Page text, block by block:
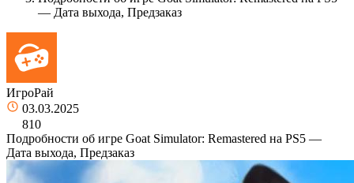
— Дата выхода, Предзаказ
ИгроРай
03.03.2025
810
Подробности об игре Goat Simulator: Remastered на PS5 —
Дата выхода, Предзаказ